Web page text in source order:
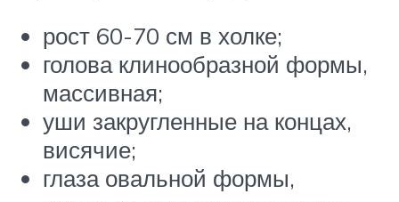
рост 60-70 см в холке;
голова клинообразной формы,
массивная;
уши закругленные на концах,
висячие;
глаза овальной формы,